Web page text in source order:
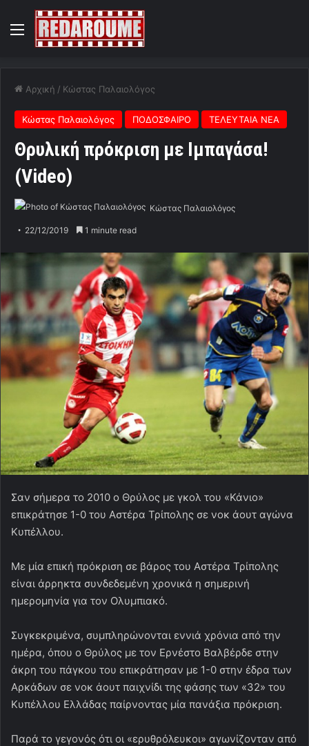
Menu
Αρχική / Κώστας Παλαιολόγος
Κώστας Παλαιολόγος ΠΟΔΟΣΦΑΙΡΟ ΤΕΛΕΥΤΑΙΑ ΝΕΑ
Θρυλική πρόκριση με Ιμπαγάσα!
(Video)
Κώστας Παλαιολόγος
22/12/2019 1 minute read
Σαν σήμερα το 2010 ο Θρύλος με γκολ του «Κάνιο»
επικράτησε 1-0 του Αστέρα Τρίπολης σε νοκ άουτ αγώνα
Κυπέλλου.
Με μία επική πρόκριση σε βάρος του Αστέρα Τρίπολης
είναι άρρηκτα συνδεδεμένη χρονικά η σημερινή
ημερομηνία για τον Ολυμπιακό.
Συγκεκριμένα, συμπληρώνονται εννιά χρόνια από την
ημέρα, όπου ο Θρύλος με τον Ερνέστο Βαλβέρδε στην
άκρη του πάγκου του επικράτησαν με 1-0 στην έδρα των
Αρκάδων σε νοκ άουτ παιχνίδι της φάσης των «32» του
Κυπέλλου Ελλάδας παίρνοντας μία πανάξια πρόκριση.
Παρά το γεγονός ότι οι «ερυθρόλευκοι» αγωνίζονταν από